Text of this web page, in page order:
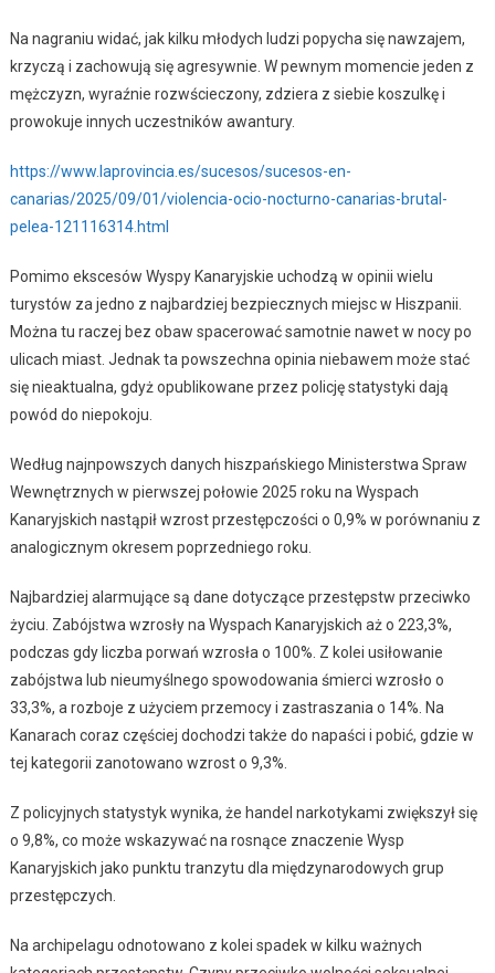
Na nagraniu widać, jak kilku młodych ludzi popycha się nawzajem,
krzyczą i zachowują się agresywnie. W pewnym momencie jeden z
mężczyzn, wyraźnie rozwścieczony, zdziera z siebie koszulkę i
prowokuje innych uczestników awantury.
https://www.laprovincia.es/sucesos/sucesos-en-
canarias/2025/09/01/violencia-ocio-nocturno-canarias-brutal-
pelea-121116314.html
Pomimo ekscesów Wyspy Kanaryjskie uchodzą w opinii wielu
turystów za jedno z najbardziej bezpiecznych miejsc w Hiszpanii.
Można tu raczej bez obaw spacerować samotnie nawet w nocy po
ulicach miast. Jednak ta powszechna opinia niebawem może stać
się nieaktualna, gdyż opublikowane przez policję statystyki dają
powód do niepokoju.
Według najnpowszych danych hiszpańskiego Ministerstwa Spraw
Wewnętrznych w pierwszej połowie 2025 roku na Wyspach
Kanaryjskich nastąpił wzrost przestępczości o 0,9% w porównaniu z
analogicznym okresem poprzedniego roku.
Najbardziej alarmujące są dane dotyczące przestępstw przeciwko
życiu. Zabójstwa wzrosły na Wyspach Kanaryjskich aż o 223,3%,
podczas gdy liczba porwań wzrosła o 100%. Z kolei usiłowanie
zabójstwa lub nieumyślnego spowodowania śmierci wzrosło o
33,3%, a rozboje z użyciem przemocy i zastraszania o 14%. Na
Kanarach coraz częściej dochodzi także do napaści i pobić, gdzie w
tej kategorii zanotowano wzrost o 9,3%.
Z policyjnych statystyk wynika, że handel narkotykami zwiększył się
o 9,8%, co może wskazywać na rosnące znaczenie Wysp
Kanaryjskich jako punktu tranzytu dla międzynarodowych grup
przestępczych.
Na archipelagu odnotowano z kolei spadek w kilku ważnych